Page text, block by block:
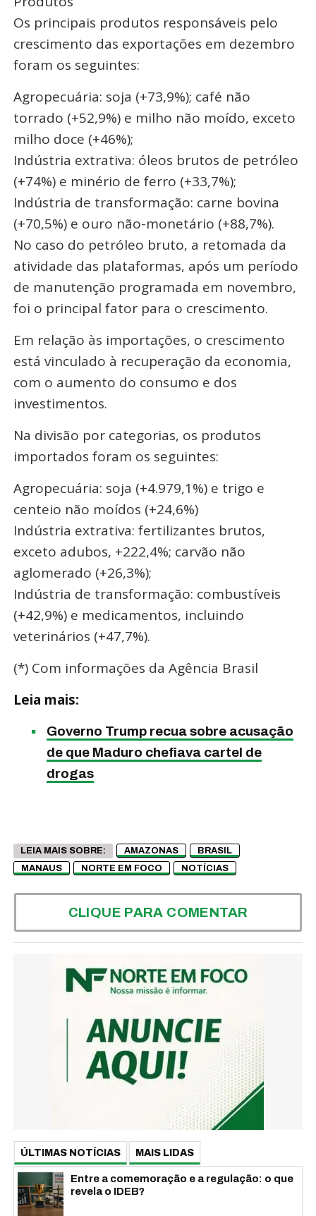
Os principais produtos responsáveis pelo
crescimento das exportações em dezembro
foram os seguintes:
Agropecuária: soja (+73,9%); café não
torrado (+52,9%) e milho não moído, exceto
milho doce (+46%);
Indústria extrativa: óleos brutos de petróleo
(+74%) e minério de ferro (+33,7%);
Indústria de transformação: carne bovina
(+70,5%) e ouro não-monetário (+88,7%).
No caso do petróleo bruto, a retomada da
atividade das plataformas, após um período
de manutenção programada em novembro,
foi o principal fator para o crescimento.
Em relação às importações, o crescimento
está vinculado à recuperação da economia,
com o aumento do consumo e dos
investimentos.
Na divisão por categorias, os produtos
importados foram os seguintes:
Agropecuária: soja (+4.979,1%) e trigo e
centeio não moídos (+24,6%)
Indústria extrativa: fertilizantes brutos,
exceto adubos, +222,4%; carvão não
aglomerado (+26,3%);
Indústria de transformação: combustíveis
(+42,9%) e medicamentos, incluindo
veterinários (+47,7%).
(*) Com informações da Agência Brasil
Leia mais:
Governo Trump recua sobre acusação
de que Maduro chefiava cartel de
drogas
LEIA MAIS SOBRE: AMAZONAS
BRASIL
MANAUS
NORTE EM FOCO NOTÍCIAS
CLIQUE PARA COMENTAR
ÚLTIMAS NOTÍCIAS MAIS LIDAS
Entre a comemoração e a regulação: o que
revela o IDEB?